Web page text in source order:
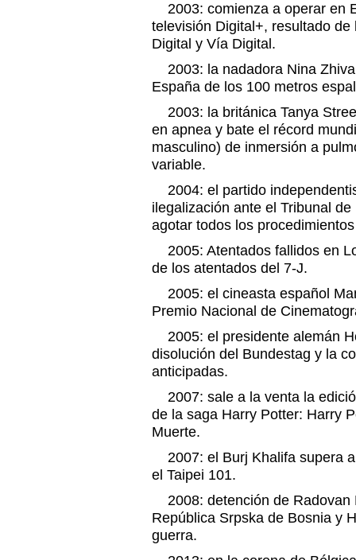
2003: comienza a operar en
televisión Digital+, resultado
Digital y Vía Digital.
2003: la nadadora Nina
España de los 100 metros
2003: la británica Tanya
en apnea y bate el récord
masculino) de inmersión a
variable.
2004: el partido
ilegalización ante el Tribunal
agotar todos los
2005: Atentados fallidos en
de los atentados del 7-J.
2005: el cineasta español
Premio Nacional de
2005: el presidente alemán
disolución del Bundestag y la
anticipadas.
2007: sale a la venta la
de la saga Harry Potter: Harry
Muerte.
2007: el Burj Khalifa supera
el Taipei 101.
2008: detención de Radovan
República Srpska de Bosnia y
guerra.